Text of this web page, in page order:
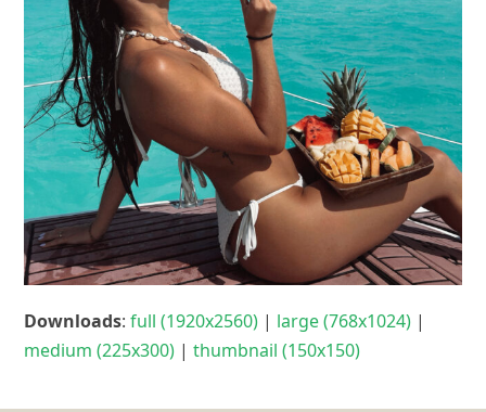
Downloads:full (1920x2560) | large (768x1024) |
medium (225x300) |thumbnail (150x150)